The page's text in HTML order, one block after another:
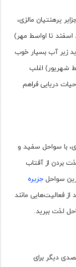
پرهنتیان مالزی،
اسفند تا اواسط مهر)
زیر آب بسیار خوب
شهریور) اغلب
دریایی فراهم
با سواحل سفید و
بردن از آفتاب
سواحلجزیره
فعالیت‌هایی مانند
لذت ببرید.
دیگر برای